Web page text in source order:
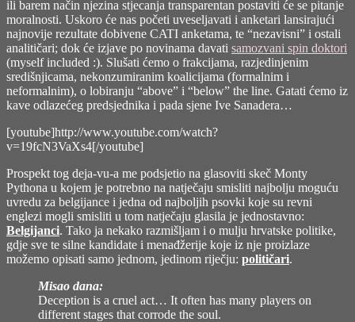
ili barem način njezina stjecanja transparentan postaviti će se pitanje
moralnosti. Uskoro će nas početi uveseljavati i anketari lansirajući
najnovije rezultate dobivene CATI anketama, te “nezavisni” i ostali
analitičari; dok će izjave po novinama davati samozvani spin doktori
(myself included :). Slušati ćemo o frakcijama, razjedinjenim
središnjicama, nekonzumiranim koalicijama (formalnim i
neformalnim), o lobiranju “above” i “below” the line. Gatati ćemo iz
kave odlazećeg predsjednika i pada sjene Ive Sanadera…
[youtube]http://www.youtube.com/watch?
v=19fcN3VaXs4[/youtube]
Prospekt tog deja-vu-a me podsjetio na glasoviti skeč Monty
Pythona u kojem je potrebno na natječaju smisliti najbolju moguću
uvredu za belgijance i jedna od najboljih psovki koje su revni
englezi mogli smisliti u tom natječaju glasila je jednostavno:
Belgijanci. Tako ja nekako razmišljam i o mulju hrvatske politike,
gdje sve te silne kandidate i menađžerije koje iz nje proizlaze
možemo opisati samo jednom, jedinom riječju: političari.
Misao dana:
Deception is a cruel act… It often has many players on
different stages that corrode the soul.